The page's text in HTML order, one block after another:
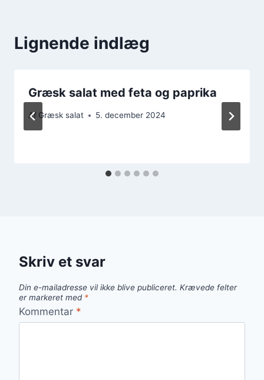
Lignende indlæg
Græsk salat med feta og paprika
Af Græsk salat 5. december 2024
Skriv et svar
Din e-mailadresse vil ikke blive publiceret. Krævede felter
er markeret med *
Kommentar *